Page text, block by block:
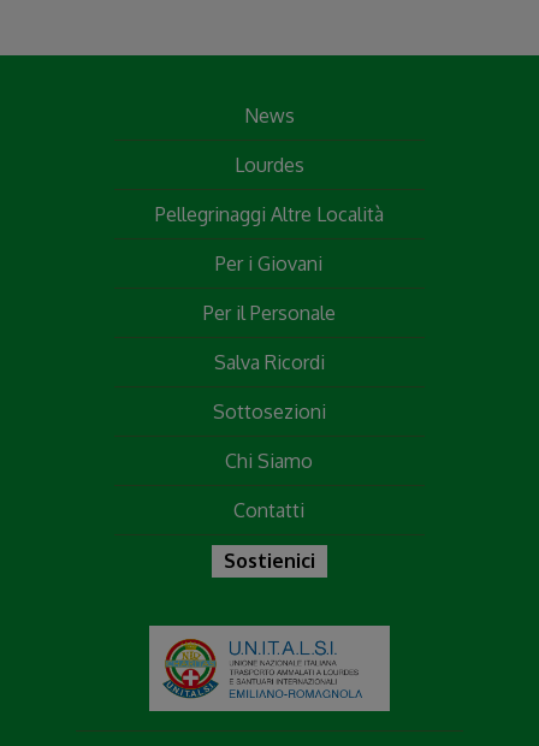
News
Lourdes
Pellegrinaggi Altre Località
Per i Giovani
Per il Personale
Salva Ricordi
Sottosezioni
Chi Siamo
Contatti
Sostienici